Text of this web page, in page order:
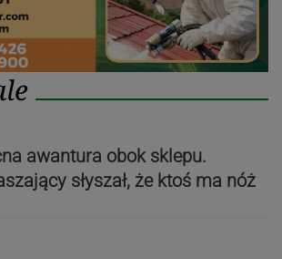
awantura obok sklepu.
słyszał, że ktoś ma nóż